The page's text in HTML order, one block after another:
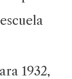
1932,